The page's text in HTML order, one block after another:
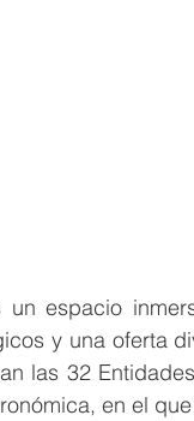
espacio
y una oferta
las 32
en el